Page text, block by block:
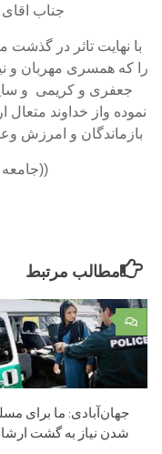
جناب
با نهایت تاثر در
را که همسری مهربان و
جعفری و کریمی و
نموده واز خداوند
بازماندگان و امرزش
((جامعه
مطالب مرتبط
۰
جهان‌آبادی: ما برای
شدن نیاز به گشت